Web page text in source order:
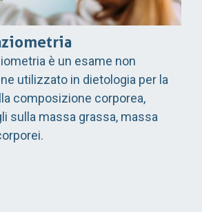
è un esame non
utilizzato in dietologia per la
composizione corporea,
sulla massa grassa, massa